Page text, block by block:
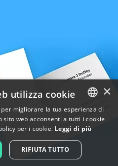
ENGLISH
FRENCH
DUTCH
×
utilizza cookie
migliorare la tua esperienza di
web acconsenti a tutti i cookie
per i cookie. Leggi di più
RIFIUTA TUTTO